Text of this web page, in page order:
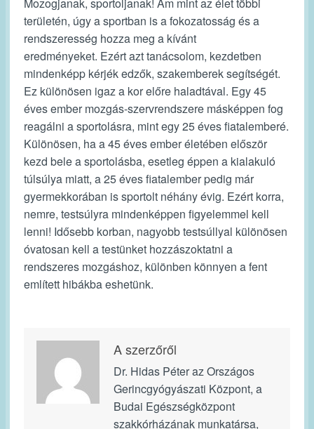
területén, úgy a sportban is a fokozatosság és a
rendszeresség hozza meg a kívánt
eredményeket. Ezért azt tanácsolom, kezdetben
mindenképp kérjék edzők, szakemberek segítségét.
Ez különösen igaz a kor előre haladtával. Egy 45
éves ember mozgás-szervrendszere másképpen fog
reagálni a sportolásra, mint egy 25 éves fiatalemberé.
Különösen, ha a 45 éves ember életében először
kezd bele a sportolásba, esetleg éppen a kialakuló
túlsúlya miatt, a 25 éves fiatalember pedig már
gyermekkorában is sportolt néhány évig. Ezért korra,
nemre, testsúlyra mindenképpen figyelemmel kell
lenni! Idősebb korban, nagyobb testsúllyal különösen
óvatosan kell a testünket hozzászoktatni a
rendszeres mozgáshoz, különben könnyen a fent
említett hibákba eshetünk.
A szerzőről
Dr. Hidas Péter az Országos
Gerincgyógyászati Központ, a
Budai Egészségközpont
szakkórházának munkatársa,